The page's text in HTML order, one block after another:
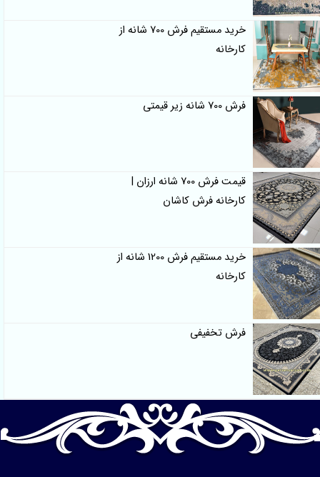
خرید مستقیم فرش 700 شانه از
کارخانه
فرش 700 شانه زیر قیمتی
قیمت فرش 700 شانه ارزان |
کارخانه فرش کاشان
خرید مستقیم فرش 1200 شانه از
کارخانه
فرش تخفیفی